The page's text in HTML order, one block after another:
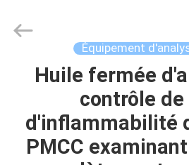
MAISON
PRODUITS
INSTRUMENT
Équipement
Huile fermée
contrôle
d'inflammabilité
PMCC